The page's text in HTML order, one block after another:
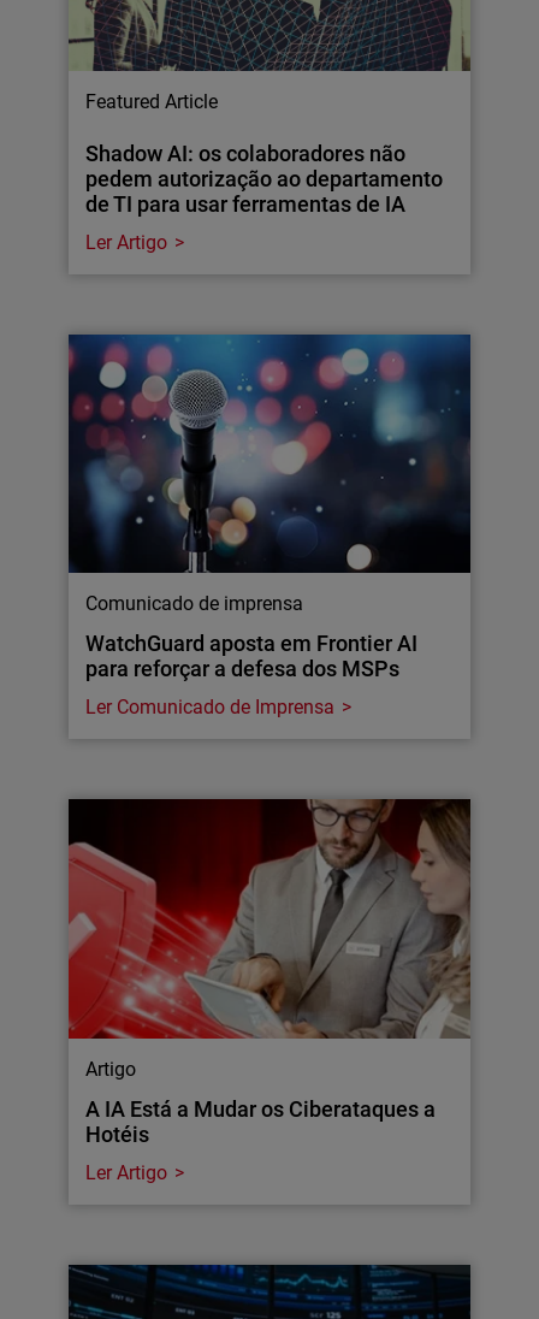
Featured Article
Shadow AI: os colaboradores não
pedem autorização ao departamento
de TI para usar ferramentas de IA
Ler Artigo
Comunicado de imprensa
WatchGuard aposta em Frontier AI
para reforçar a defesa dos MSPs
Ler Comunicado de Imprensa
Artigo
A IA Está a Mudar os Ciberataques a
Hotéis
Ler Artigo